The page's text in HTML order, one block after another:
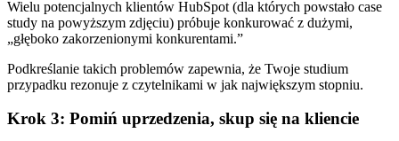
Wielu potencjalnych klientów HubSpot (dla których powstało case
study na powyższym zdjęciu) próbuje konkurować z dużymi,
„głęboko zakorzenionymi konkurentami.”
Podkreślanie takich problemów zapewnia, że Twoje studium
przypadku rezonuje z czytelnikami w jak największym stopniu.
Krok 3: Pomiń uprzedzenia, skup się na kliencie